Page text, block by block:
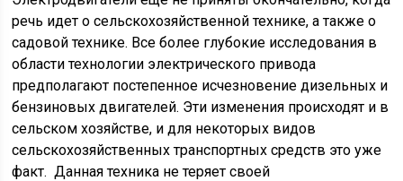
речь идет о сельскохозяйственной технике, а также о
садовой технике. Все более глубокие исследования в
области технологии электрического привода
предполагают постепенное исчезновение дизельных и
бензиновых двигателей. Эти изменения происходят и в
сельском хозяйстве, и для некоторых видов
сельскохозяйственных транспортных средств это уже
факт. Данная техника не теряет своей